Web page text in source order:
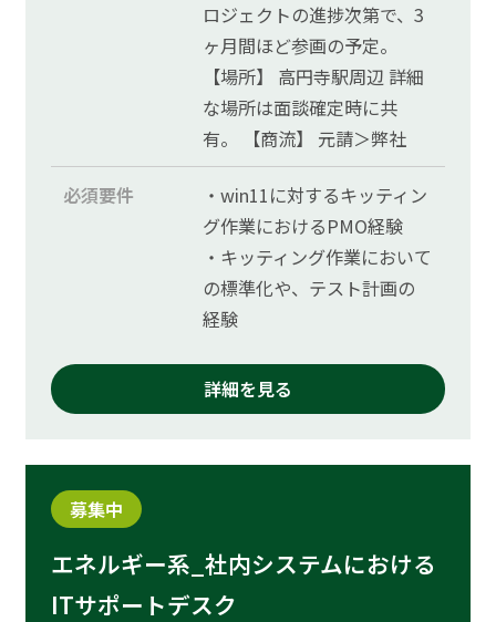
ロジェクトの進捗次第で、3
ヶ月間ほど参画の予定。
【場所】 高円寺駅周辺 詳細
な場所は面談確定時に共
有。 【商流】 元請＞弊社
必須要件
・win11に対するキッティン
グ作業におけるPMO経験
・キッティング作業において
の標準化や、テスト計画の
経験
詳細を見る
募集中
エネルギー系_社内システムにおける
ITサポートデスク